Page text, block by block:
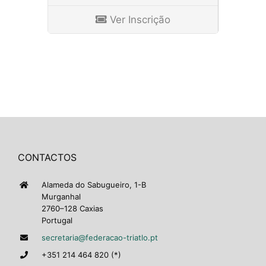
Ver Inscrição
CONTACTOS
Alameda do Sabugueiro, 1-B
Murganhal
2760–128 Caxias
Portugal
secretaria@federacao-triatlo.pt
+351 214 464 820 (*)